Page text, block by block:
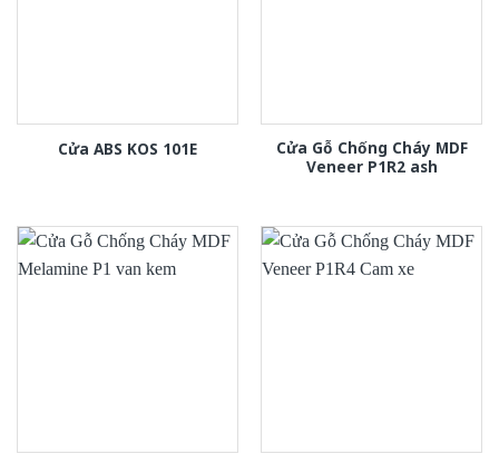
Cửa ABS KOS 101E
Cửa Gỗ Chống Cháy MDF
Veneer P1R2 ash